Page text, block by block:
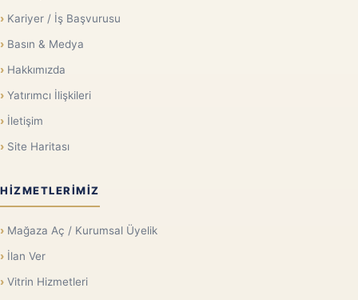
Kariyer / İş Başvurusu
Basın & Medya
Hakkımızda
Yatırımcı İlişkileri
İletişim
Site Haritası
HIZMETLERIMIZ
Mağaza Aç / Kurumsal Üyelik
İlan Ver
Vitrin Hizmetleri